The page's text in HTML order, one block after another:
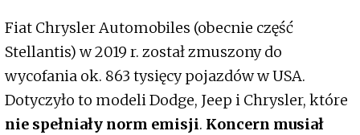
Fiat Chrysler Automobiles (obecnie część
Stellantis) w 2019 r. został zmuszony do
wycofania ok. 863 tysięcy pojazdów w USA.
Dotyczyło to modeli Dodge, Jeep i Chrysler, które
nie spełniały norm emisji. Koncern musiał